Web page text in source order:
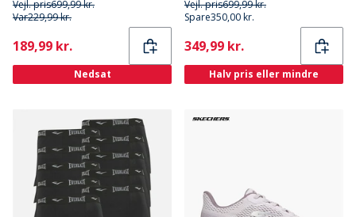
Vejl. pris699,99 kr.
Var229,99 kr.
Current
189,99 kr.
Nedsat
Vejl. pris699,99 kr.
Spare350,00 kr.
Current
349,99 kr.
Halv pris eller mindre